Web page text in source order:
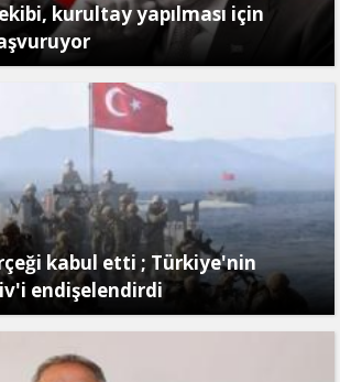
kurultay yapılması için
kabul etti ; Türkiye'nin
endişelendirdi